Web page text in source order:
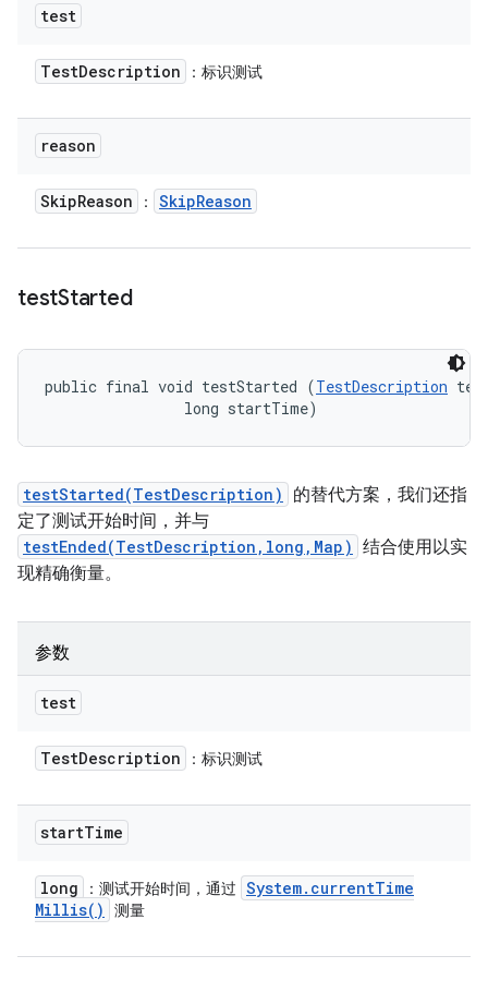
test
TestDescription ：标识测试
reason
SkipReason ： SkipReason
testStarted
public final void testStarted (TestDescription
                long startTime)
testStarted(TestDescription)
的替代方案，我们还指
定了测试开始时间，并与
testEnded(TestDescription,long,Map) 结合使用以实
现精确衡量。
参数
test
TestDescription ：标识测试
startTime
long ：测试开始时间，通过 System. currentTime
Millis( ) 测量